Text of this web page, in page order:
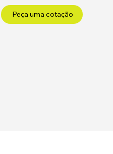
Peça uma cotação